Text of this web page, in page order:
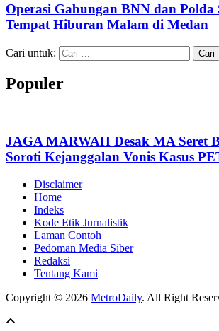
Operasi Gabungan BNN dan Polda
Tempat Hiburan Malam di Medan
Cari untuk:
Populer
JAGA MARWAH Desak MA Seret
Soroti Kejanggalan Vonis Kasus
Disclaimer
Home
Indeks
Kode Etik Jurnalistik
Laman Contoh
Pedoman Media Siber
Redaksi
Tentang Kami
Copyright © 2026 MetroDaily. All Right